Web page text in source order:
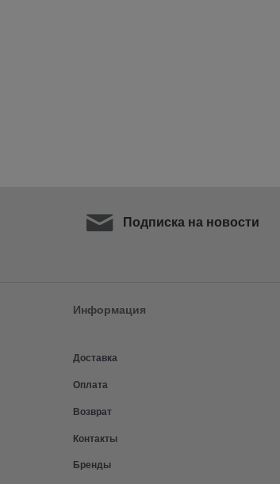
Подписка на новости
Информация
Доставка
Оплата
Возврат
Контакты
Бренды